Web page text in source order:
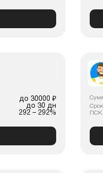
до 30000 ₽
до 30 дн
292 – 292%
Срок
ПСК